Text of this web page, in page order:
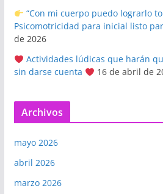
“Con mi cuerpo puedo lograrlo
Psicomotricidad para inicial listo
de 2026
Actividades lúdicas que harán
sin darse cuenta
16 de abril de
Archivos
mayo 2026
abril 2026
marzo 2026